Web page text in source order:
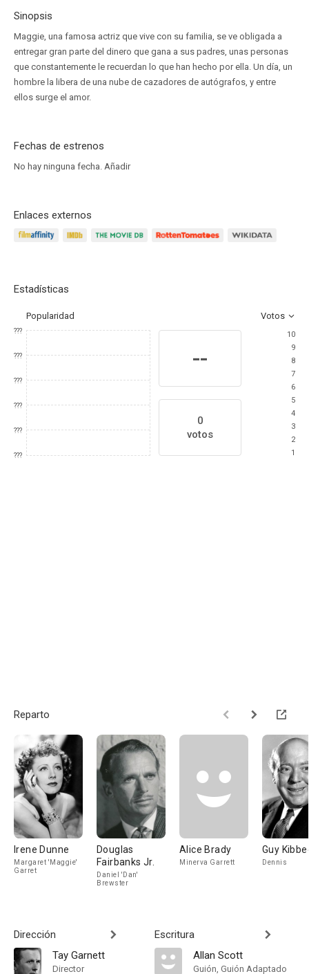
Sinopsis
Maggie, una famosa actriz que vive con su familia, se ve obligada a
entregar gran parte del dinero que gana a sus padres, unas personas
que constantemente le recuerdan lo que han hecho por ella. Un día, un
hombre la libera de una nube de cazadores de autógrafos, y entre
ellos surge el amor.
Fechas de estrenos
No hay ninguna fecha. Añadir
Enlaces externos
Estadísticas
Popularidad Votos
???
???
???
???
???
???
--
0
votos
10
9
8
7
6
5
4
3
2
1
Reparto
Irene Dunne
Margaret 'Maggie'
Garret
Douglas
Fairbanks Jr.
Daniel 'Dan'
Brewster
Alice Brady
Minerva Garrett
Guy
Dennis
Dirección
Tay Garnett
Director
Escritura
Allan Scott
Guión, Guión Adaptado